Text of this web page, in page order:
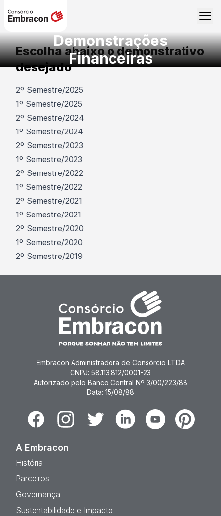
Demonstrações
Financeiras
Escolha abaixo o demonstrativo
desejado
2º Semestre/2025
1º Semestre/2025
2º Semestre/2024
1º Semestre/2024
2º Semestre/2023
1º Semestre/2023
2º Semestre/2022
1º Semestre/2022
2º Semestre/2021
1º Semestre/2021
2º Semestre/2020
1º Semestre/2020
2º Semestre/2019
Embracon Administradora de Consórcio LTDA
CNPJ: 58.113.812/0001-23
Autorizado pelo Banco Central Nº 3/00/223/88
Data: 15/08/88
FacebookInstagramTwitter LinkedinYoutubePinterest
A Embracon
História
Parceiros
Governança
Sustentabilidade e Impacto